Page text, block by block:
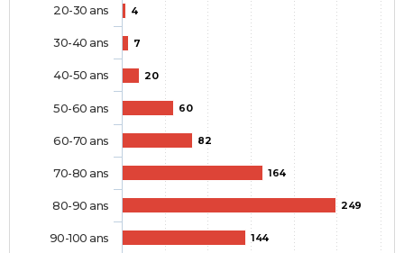
4
7
20
60
82
164
249
144
20-30 ans
30-40 ans
40-50 ans
50-60 ans
60-70 ans
70-80 ans
80-90 ans
90-100 ans